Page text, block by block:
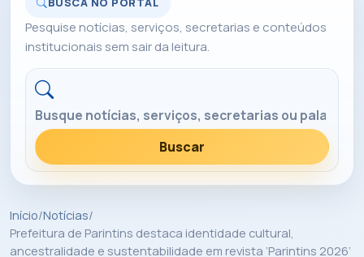
Pesquise notícias, serviços, secretarias e conteúdos
institucionais sem sair da leitura.
Buscar no portal
Buscar
Início/Notícias/
Prefeitura de Parintins destaca identidade cultural,
ancestralidade e sustentabilidade em revista ‘Parintins 2026’